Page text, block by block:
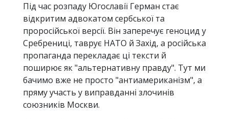
Під час розпаду Югославії Герман стає
відкритим адвокатом сербської та
проросійської версії. Він заперечує геноцид у
Сребрениці, таврує НАТО й Захід, а російська
пропаганда перекладає ці тексти й
поширює як "альтернативну правду". Тут ми
бачимо вже не просто "антиамериканізм", а
пряму участь у виправданні злочинів
союзників Москви.